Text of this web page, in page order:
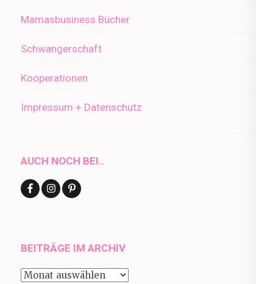
Mamasbusiness Bücher
Schwangerschaft
Kooperationen
Impressum + Datenschutz
AUCH NOCH BEI..
BEITRÄGE IM ARCHIV
Beiträge